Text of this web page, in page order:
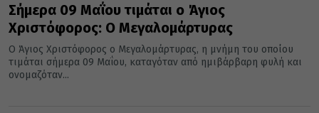
Σήμερα 09 Μαΐου τιμάται ο Άγιος
Χριστόφορος: Ο Μεγαλομάρτυρας
Ο Άγιος Χριστόφορος ο Μεγαλομάρτυρας, η μνήμη του οποίου
τιμάται σήμερα 09 Μαΐου, καταγόταν από ημιβάρβαρη φυλή και
ονομαζόταν...